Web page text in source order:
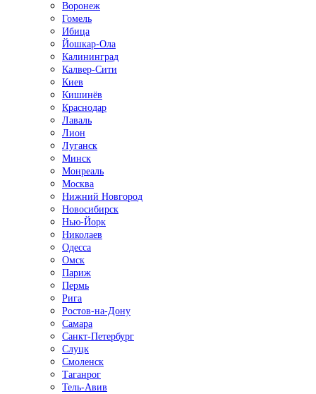
Воронеж
Гомель
Ибица
Йошкар-Ола
Калининград
Калвер-Сити
Киев
Кишинёв
Краснодар
Лаваль
Лион
Луганск
Минск
Монреаль
Москва
Нижний Новгород
Новосибирск
Нью-Йорк
Николаев
Одесса
Омск
Париж
Пермь
Рига
Ростов-на-Дону
Самара
Санкт-Петербург
Слуцк
Смоленск
Таганрог
Тель-Авив